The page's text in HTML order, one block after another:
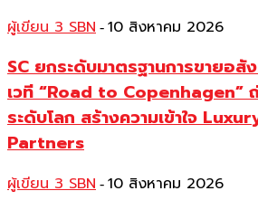
ผู้เขียน 3 SBN - 10 สิงหาคม 2026
SC ยกระดับมาตรฐานการขายอสั
เวที “Road to Copenhagen”
ระดับโลก สร้างความเข้าใจ
Partners
ผู้เขียน 3 SBN - 10 สิงหาคม 2026